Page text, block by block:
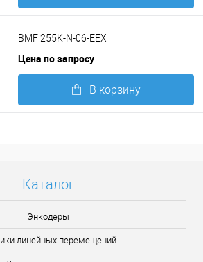
BMF 255K-N-06-EEX
Цена по запросу
В корзину
Каталог
Энкодеры
линейных перемещений